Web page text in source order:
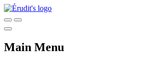
Main Menu